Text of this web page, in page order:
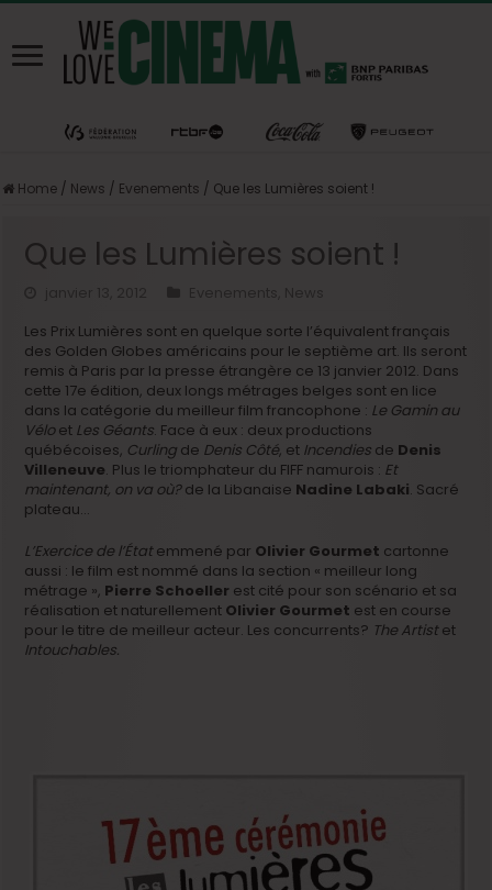
Home / News / Evenements / Que les Lumières soient !
Que les Lumières soient !
Les Prix Lumières sont en quelque sorte l’équivalent français
des Golden Globes américains pour le septième art. Ils seront
remis à Paris par la presse étrangère ce 13 janvier 2012. Dans
cette 17e édition, deux longs métrages belges sont en lice
dans la catégorie du meilleur film francophone : Le Gamin au
Véloet Les Géants. Face à eux : deux productions
québécoises, Curling de Denis Côté, et Incendies de Denis
Villeneuve. Plus le triomphateur du FIFF namurois : Et
maintenant, on va où?de la Libanaise Nadine Labaki. Sacré
plateau…
L’Exercice de l’Étatemmené par Olivier Gourmet cartonne
aussi : le film est nommé dans la section « meilleur long
métrage », Pierre Schoeller est cité pour son scénario et sa
réalisation et naturellement Olivier Gourmet est en course
pour le titre de meilleur acteur. Les concurrents? The Artistet
Intouchables.